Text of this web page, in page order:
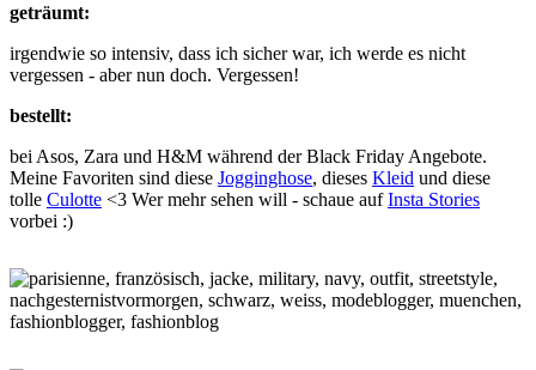
geträumt:
irgendwie so intensiv, dass ich sicher war, ich werde es nicht
vergessen - aber nun doch. Vergessen!
bestellt:
bei Asos, Zara und H&M während der Black Friday Angebote.
Meine Favoriten sind diese Jogginghose, dieses Kleid und diese
tolle Culotte <3 Wer mehr sehen will - schaue aufInsta Stories
vorbei :)